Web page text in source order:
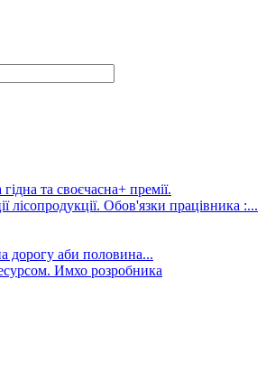
та своєчасна+ премії.
лісопродукції. Обов'язки працівника :...
дорогу аби половина...
Имхо розробника